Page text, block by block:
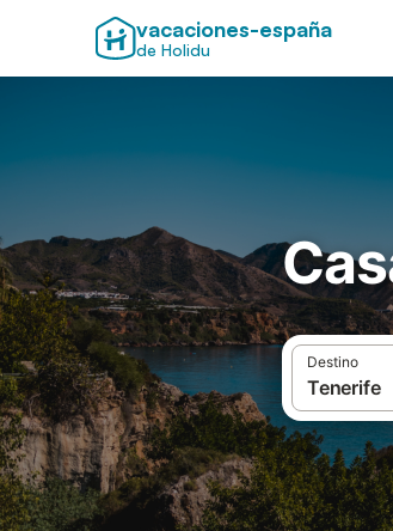
vacaciones-españa
de Holidu
Destino